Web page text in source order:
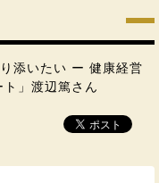
添いたい ー 健康経営
」渡辺篤さん